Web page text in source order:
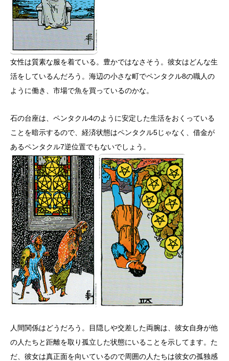
女性は質素な服を着ている。豊かではなさそう。彼女はどんな生
活をしているんだろう。海辺の小さな町でペンタクル8の職人の
ように働き、市場で魚を買っているのかな。
石の台座は、ペンタクル4のように安定した生活をおくっている
ことを暗示するので、経済状態はペンタクル5じゃなく、借金が
あるペンタクル7逆位置でもないでしょう。
人間関係はどうだろう。目隠しや交差した両腕は、彼女自身が他
の人たちと距離を取り孤立した状態にいることを示してます。た
だ、彼女は真正面を向いているので周囲の人たちは彼女の孤独感